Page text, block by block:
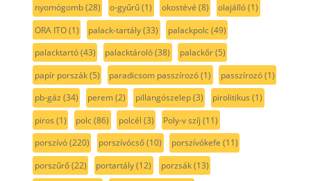
nyomógomb(28) o-gyűrű(1) okostévé (8) olajálló(1)
ORA ITO(1) palack-tartály(33) palackpolc(49)
palacktartó(43) palacktároló(38) palackőr(5)
papír porszák(5) paradicsom passzírozó(1) passzírozó(1)
pb-gáz (34) perem(2) pillangószelep(3) pirolitikus (1)
piros (1) polc(86) polcél (3) Poly-v szíj (11)
porszívó(220) porszívócső(10) porszívókefe (11)
porszűrő(22) portartály(12) porzsák(13)